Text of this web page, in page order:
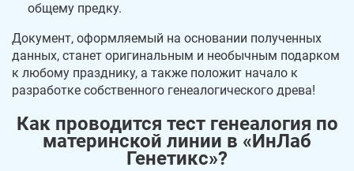
общему предку.
Документ, оформляемый на основании полученных
данных, станет оригинальным и необычным подарком
к любому празднику, а также положит начало к
разработке собственного генеалогического древа!
Как проводится тест генеалогия по
материнской линии в «ИнЛаб
Генетикс»?